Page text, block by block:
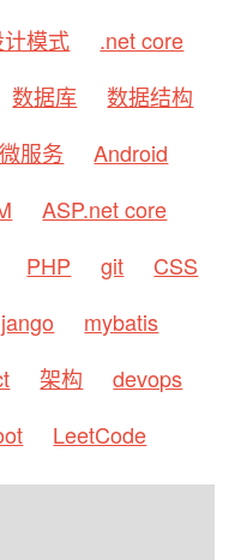
模式
.net core
数据库
数据结构
微服务
Android
ASP.net core
PHP git
CSS
mybatis
架构
devops
LeetCode